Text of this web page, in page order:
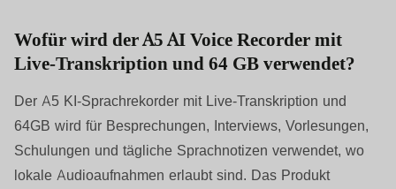
Wofür wird der A5 AI Voice Recorder mit
Live-Transkription und 64 GB verwendet?
Der A5 KI-Sprachrekorder mit Live-Transkription und
64GB wird für Besprechungen, Interviews, Vorlesungen,
Schulungen und tägliche Sprachnotizen verwendet, wo
lokale Audioaufnahmen erlaubt sind. Das Produkt